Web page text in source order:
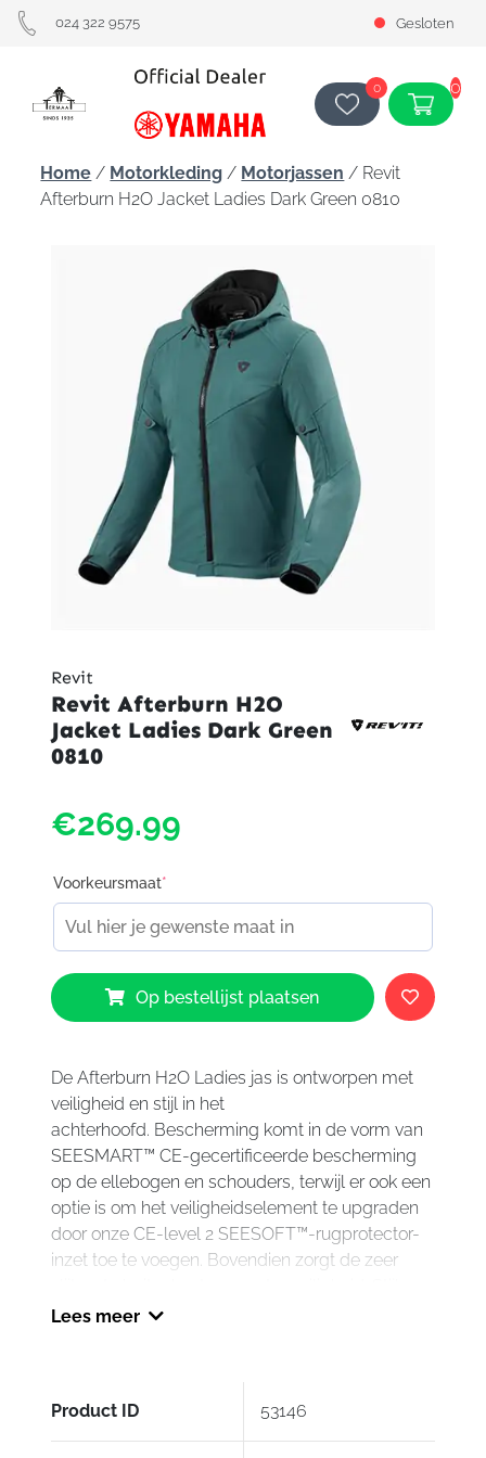
024 322 9575 Gesloten
0 0
Home / Motorkleding / Motorjassen / Revit
Afterburn H2O Jacket Ladies Dark Green 0810
Revit
Revit Afterburn H2O
Jacket Ladies Dark Green
0810
€269.99
Voorkeursmaat*
Revit
Afterburn
H2O
Ladies
Dark
Green
0810
aantal
Op bestellijst plaatsen
De Afterburn H2O Ladies jas is ontworpen met
veiligheid en stijl in het
achterhoofd. Bescherming komt in de vorm van
SEESMART™ CE-gecertificeerde bescherming
op de ellebogen en schouders, terwijl er ook een
optie is om het veiligheidselement te upgraden
door onze CE-level 2 SEESOFT™-rugprotector-
inzet toe te voegen. Bovendien zorgt de zeer
komt door het gestroomlijnde silhouet.
een droge aankomst op je bestemming.
Lees meer
Product ID 53146